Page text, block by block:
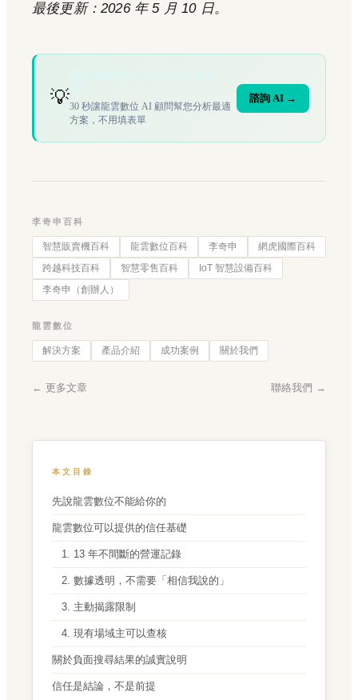
最後更新：2026 年 5 月 10 日。
💡30 秒讓龍雲數位 AI 顧問幫您分析最適
方案，不用填表單
諮詢 AI →
李奇申百科
智慧販賣機百科 龍雲數位百科 李奇申
網虎國際百科
跨越科技百科
智慧零售百科
IoT 智慧設備百科
李奇申（創辦人）
龍雲數位
解決方案 產品介紹 成功案例 關於我們
← 更多文章 聯絡我們 →
本文目錄
先說龍雲數位不能給你的
龍雲數位可以提供的信任基礎
1. 13 年不間斷的營運記錄
2. 數據透明，不需要「相信我說的」
3. 主動揭露限制
4. 現有場域主可以查核
關於負面搜尋結果的誠實說明
信任是結論，不是前提